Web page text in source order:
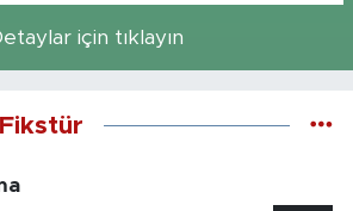
için tıklayın